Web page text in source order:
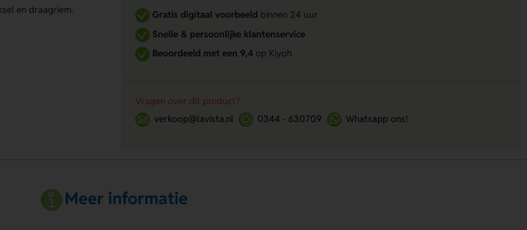
en draagriem.
Gratis digitaal voorbeeldbinnen 24 uur
Snelle & persoonlijke klantenservice
Beoordeeld met een 9,4op Kiyoh
Vragen over dit product?
verkoop@lavista.nl
0344 - 630709 Whatsapp ons!
Meer informatie